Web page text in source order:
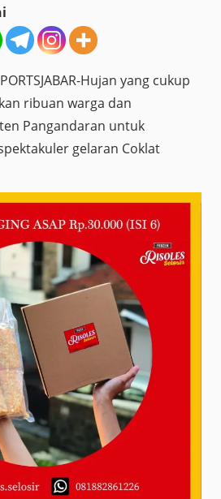
Hujan yang cukup
ribuan warga dan
Pangandaran untuk
gelaran Coklat